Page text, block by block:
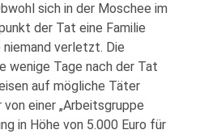
sich in der Moschee im
der Tat eine Familie
verletzt. Die
Tage nach der Tat
auf mögliche Täter
von einer „Arbeitsgruppe
in Höhe von 5.000 Euro für